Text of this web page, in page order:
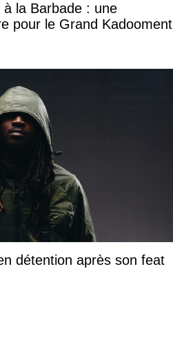
la Barbade : une
pour le Grand Kadooment
détention après son feat